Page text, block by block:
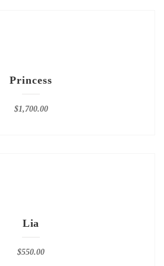
Princess
$1,700.00
Lia
$550.00